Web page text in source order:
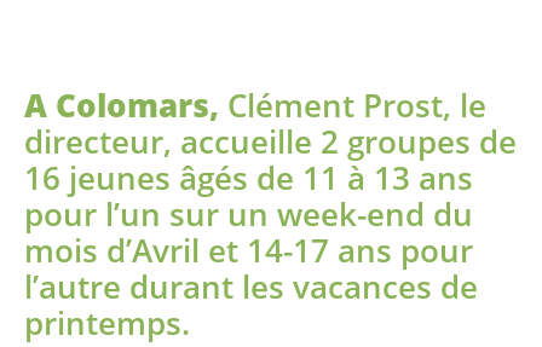
A Colomars, Clément Prost, le
directeur, accueille 2 groupes de
16 jeunes âgés de 11 à 13 ans
pour l’un sur un week-end du
mois d’Avril et 14-17 ans pour
l’autre durant les vacances de
printemps.